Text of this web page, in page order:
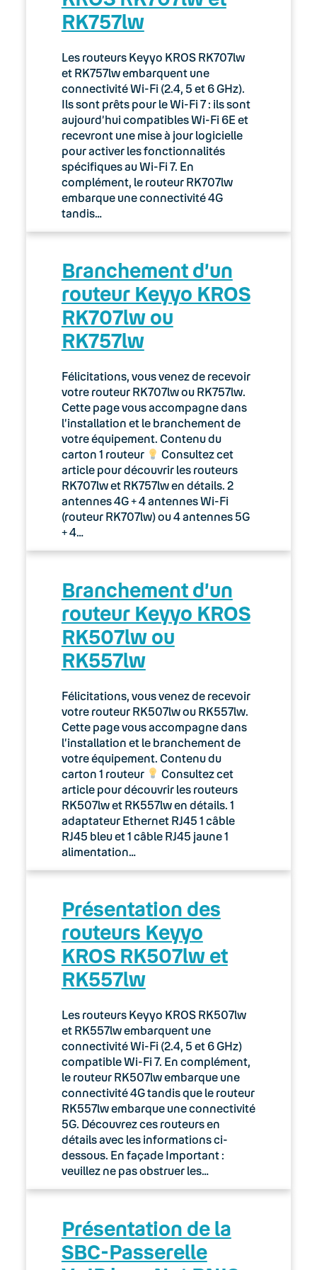
03. Accès Internet
04. Téléphonie fixe
05. Téléphonie Mobile
06. Cybersécurité
Keyyo Connect
Keyyo Visio
RK757lw
Les routeurs Keyyo KROS RK707lw
et RK757lw embarquent une
connectivité Wi-Fi (2.4, 5 et 6 GHz).
Ils sont prêts pour le Wi-Fi 7 : ils sont
aujourd’hui compatibles Wi-Fi 6E et
recevront une mise à jour logicielle
pour activer les fonctionnalités
spécifiques au Wi-Fi 7. En
complément, le routeur RK707lw
embarque une connectivité 4G
tandis…
Branchement d’un
routeur Keyyo KROS
RK707lw ou
RK757lw
Félicitations, vous venez de recevoir
votre routeur RK707lw ou RK757lw.
Cette page vous accompagne dans
l’installation et le branchement de
votre équipement. Contenu du
carton 1 routeur
Consultez cet
article pour découvrir les routeurs
RK707lw et RK757lw en détails. 2
antennes 4G + 4 antennes Wi-Fi
(routeur RK707lw) ou 4 antennes 5G
+ 4…
Branchement d’un
routeur Keyyo KROS
RK507lw ou
RK557lw
Félicitations, vous venez de recevoir
votre routeur RK507lw ou RK557lw.
Cette page vous accompagne dans
l’installation et le branchement de
votre équipement. Contenu du
carton 1 routeur
Consultez cet
article pour découvrir les routeurs
RK507lw et RK557lw en détails. 1
adaptateur Ethernet RJ45 1 câble
RJ45 bleu et 1 câble RJ45 jaune 1
alimentation…
Présentation des
routeurs Keyyo
KROS RK507lw et
RK557lw
Les routeurs Keyyo KROS RK507lw
et RK557lw embarquent une
connectivité Wi-Fi (2.4, 5 et 6 GHz)
compatible Wi-Fi 7. En complément,
le routeur RK507lw embarque une
connectivité 4G tandis que le routeur
RK557lw embarque une connectivité
5G. Découvrez ces routeurs en
détails avec les informations ci-
dessous. En façade Important :
veuillez ne pas obstruer les…
Présentation de la
SBC-Passerelle